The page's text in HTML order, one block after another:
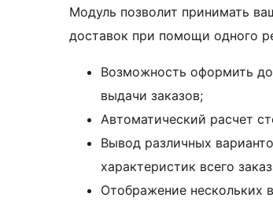
Модуль позволит принимать
доставок при помощи одного
Возможность оформить
выдачи заказов;
Автоматический расчет
Вывод различных
характеристик всего
Отображение нескольких